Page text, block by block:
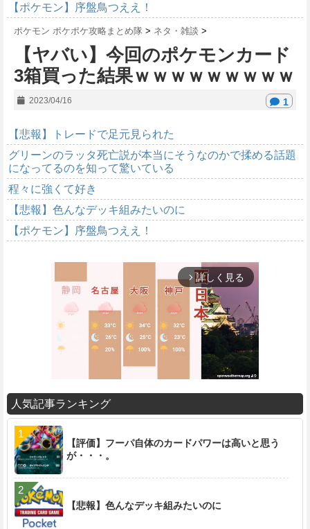
【ポケモン】序盤鳥つええ！
ポケモン ポケポケ攻略まとめ隊 > ネタ・雑談 >
【ヤバい】今回のポケモンカード
3箱買った結果ｗｗｗｗｗｗｗｗｗ
2023/04/16 1
【悲報】トレードで足元見られた
グリーンのラッタ死亡説が本当にそうなのかで揉める話題
になってるのを知って驚いている
程々に強くて好き
【悲報】色んなデッキ組みたいのに
【ポケモン】序盤鳥つええ！
arrow_forward_ios 詳しく見る
M
t
人気記事ランキング
【評価】フーパ自体のカードパワーは高いと思う
が・・・。
【悲報】色んなデッキ組みたいのに